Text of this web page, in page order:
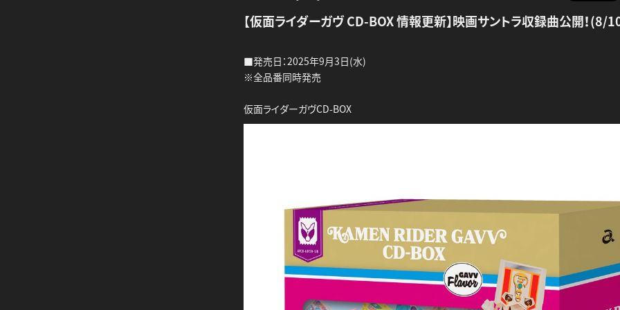
【仮面ライダーガヴ CD-BOX 情報更新】映画サントラ収録曲公開！(8/
■発売日：2025年9月3日(水)
※全品番同時発売
仮面ライダーガヴCD-BOX